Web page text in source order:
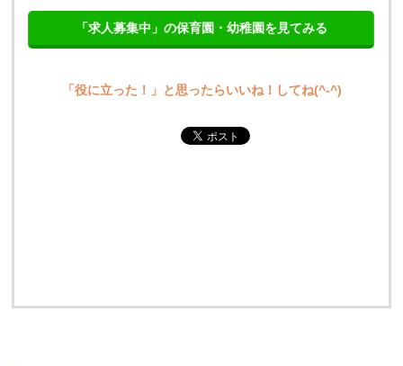
「求人募集中」の保育園・幼稚園を見てみる
「役に立った！」と思ったらいいね！してね(^-^)